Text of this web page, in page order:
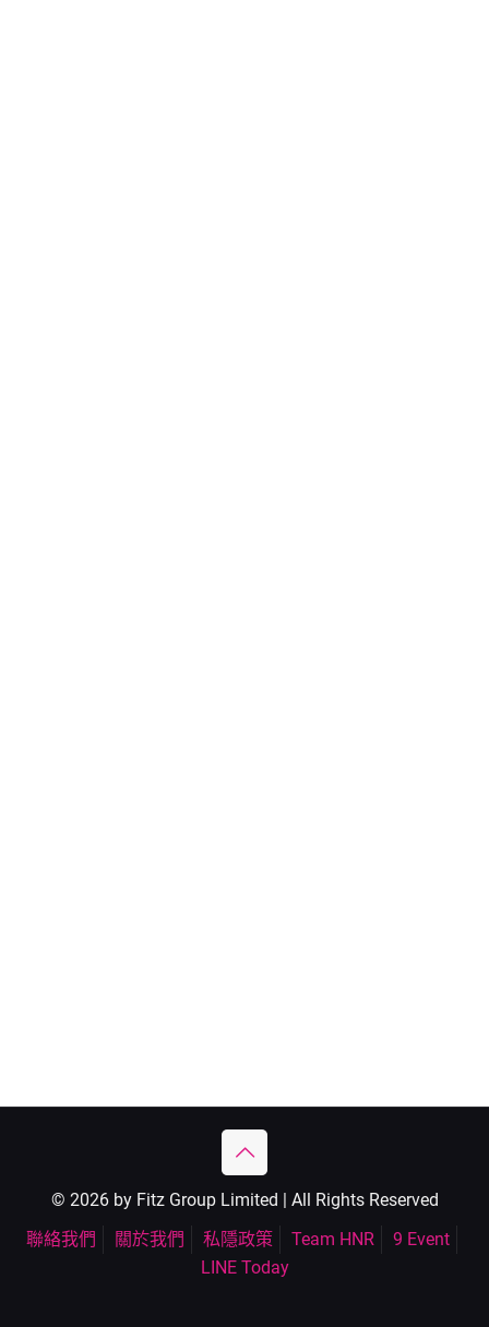
© 2026 by Fitz Group Limited | All Rights Reserved
聯絡我們
關於我們 私隱政策 Team HNR
9 Event
LINE Today